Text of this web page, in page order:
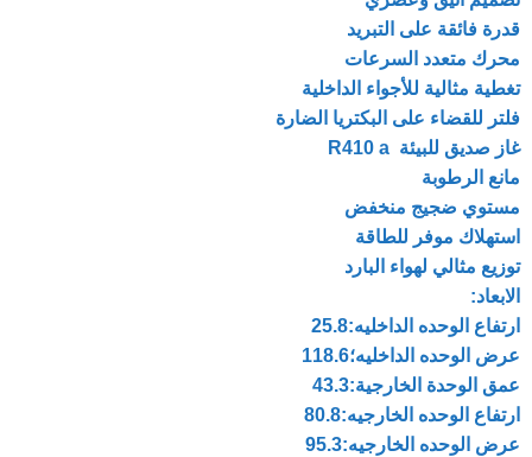
قدرة فائقة على التبريد
محرك متعدد السرعات
تغطية مثالية للأجواء الداخلية
فلتر للقضاء على البكتريا الضارة
غاز صديق للبيئة R410 a
مانع الرطوبة
مستوي ضجيج منخفض
استهلاك موفر للطاقة
توزيع مثالي لهواء البارد
الابعاد:
ارتفاع الوحده الداخليه:25.8
عرض الوحده الداخليه؛118.6
عمق الوحدة الخارجية:43.3
ارتفاع الوحده الخارجيه:80.8
عرض الوحده الخارجيه:95.3